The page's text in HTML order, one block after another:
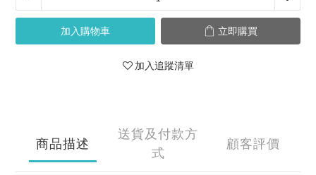
加入購物車 立即購買
加入追蹤清單
商品描述
送貨及付款方
式
顧客評價